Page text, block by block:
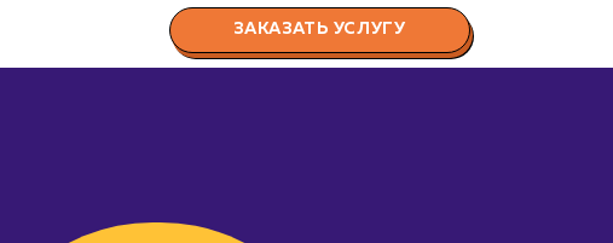
ЗАКАЗАТЬ УСЛУГУ